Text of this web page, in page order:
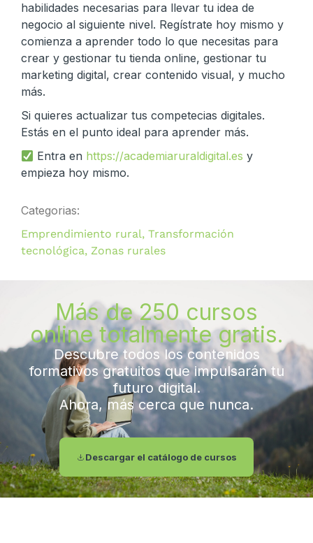
habilidades necesarias para llevar tu idea de
negocio al siguiente nivel. Regístrate hoy mismo y
comienza a aprender todo lo que necesitas para
crear y gestionar tu tienda online, gestionar tu
marketing digital, crear contenido visual, y mucho
más.
Si quieres actualizar tus competecias digitales.
Estás en el punto ideal para aprender más.
Entra en https://academiaruraldigital.es y
empieza hoy mismo.
Categorias:
Emprendimiento rural, Transformación
tecnológica, Zonas rurales
Más de 250 cursos
online totalmente gratis.
Descubre todos los contenidos
formativos gratuitos que impulsarán tu
futuro digital.
Ahora, más cerca que nunca.
Descargar el catálogo de cursos